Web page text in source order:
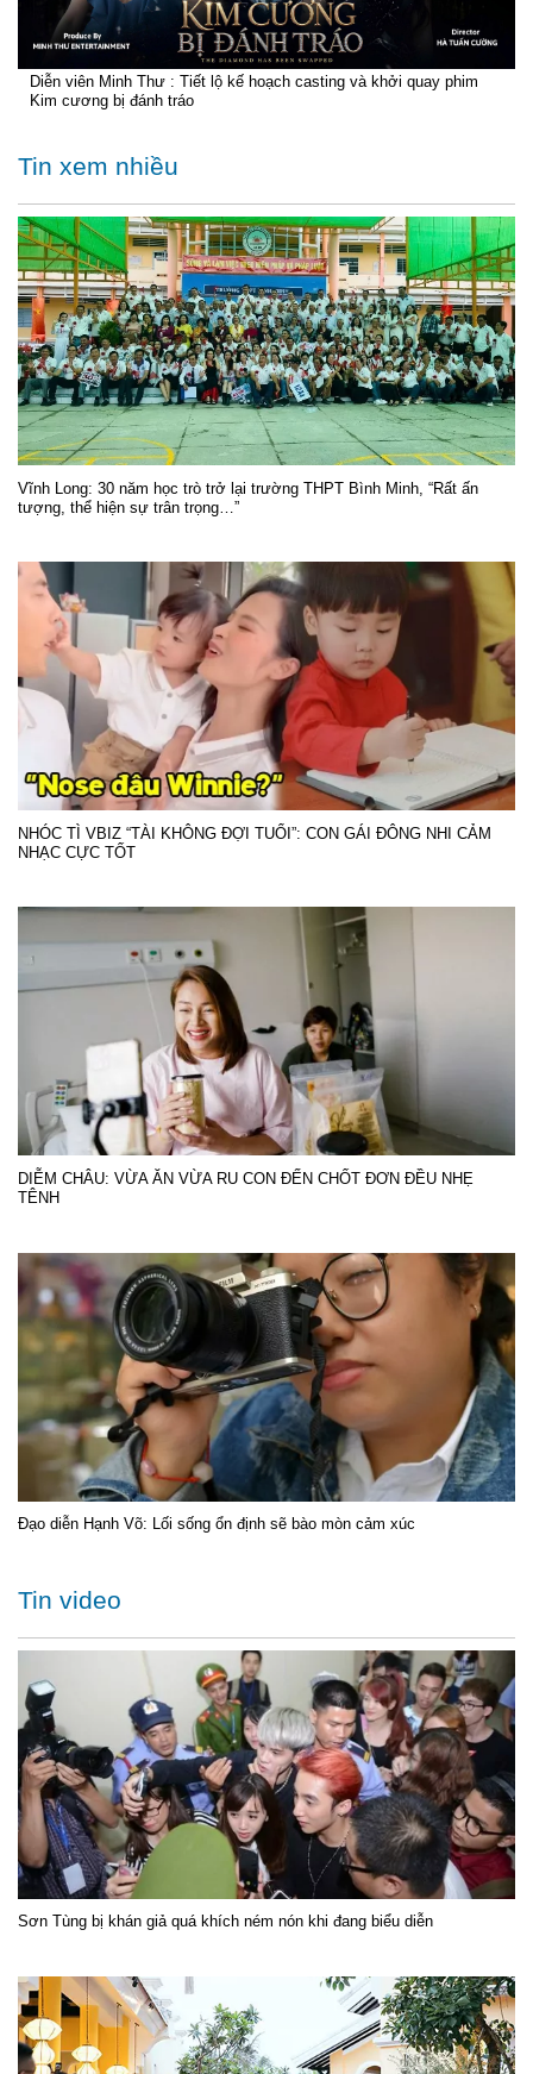
Diễn viên Minh Thư : Tiết lộ kế hoạch casting và khởi quay phim
Kim cương bị đánh tráo
Tin xem nhiều
Vĩnh Long: 30 năm học trò trở lại trường THPT Bình Minh, “Rất ấn
tượng, thể hiện sự trân trọng…”
NHÓC TÌ VBIZ “TÀI KHÔNG ĐỢI TUỔI”: CON GÁI ĐÔNG NHI CẢM
NHẠC CỰC TỐT
DIỄM CHÂU: VỪA ĂN VỪA RU CON ĐẾN CHỐT ĐƠN ĐỀU NHẸ
TÊNH
Đạo diễn Hạnh Võ: Lối sống ổn định sẽ bào mòn cảm xúc
Tin video
Sơn Tùng bị khán giả quá khích ném nón khi đang biểu diễn